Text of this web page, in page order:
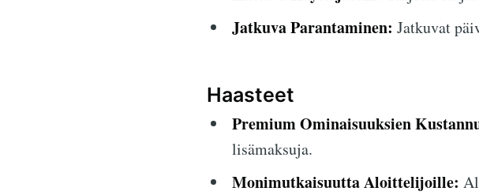
Jatkuva Parantaminen: Jatkuvat
Haasteet
Premium Ominaisuuksien
lisämaksuja.
Monimutkaisuutta Aloittelijoille: